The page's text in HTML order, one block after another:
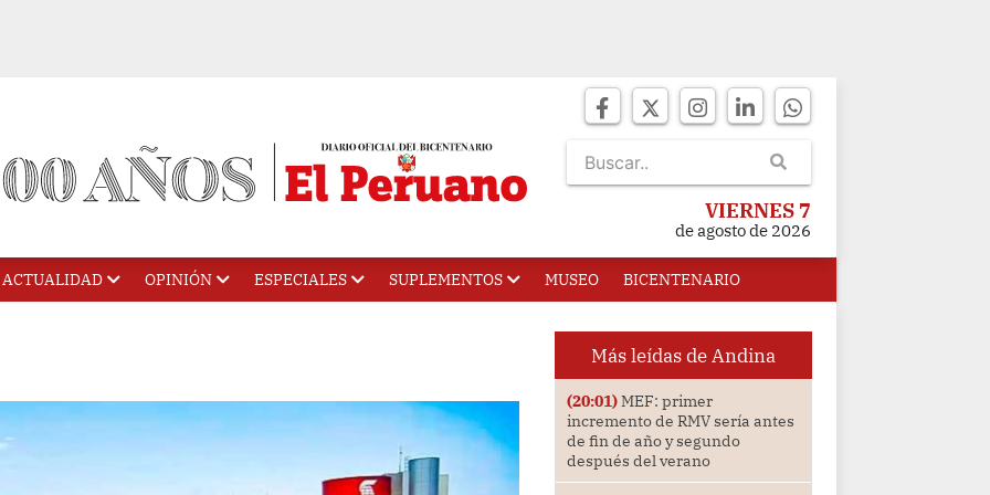
VIERNES 7
de agosto de 2026
ACTUALIDAD OPINIÓN ESPECIALES SUPLEMENTOS MUSEO BICENTENARIO
Más leídas de Andina
(20:01)MEF: primer
incremento de RMV sería antes
de fin de año y segundo
después del verano